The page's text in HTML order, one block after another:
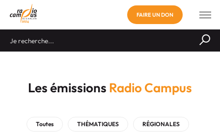
FAIRE UN DON
Les émissions Radio Campus
Toutes THÉMATIQUES RÉGIONALES